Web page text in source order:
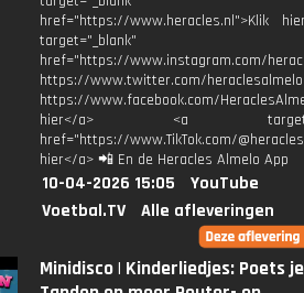
href="https://www.heracles.nl">Klik
target="_blank"
href="https://www.instagram.com/
https://www.twitter.com/heraclesalmelo
https://www.facebook.com/
hier</a> <a
href="https://www.TikTok.com/
hier</a> 📲 En de Heracles Almelo App
10-04-2026 15:05
YouTube
Voetbal.TV
Alle afleveringen
Minidisco | Kinderliedjes: Poets je